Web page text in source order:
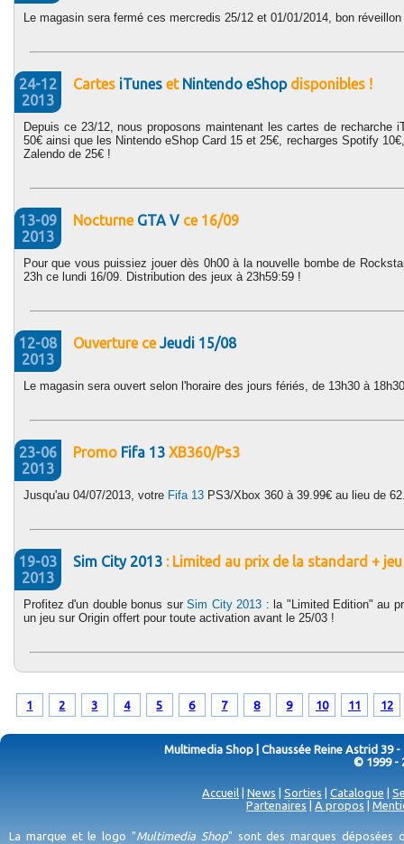
Le magasin sera fermé ces mercredis 25/12 et 01/01/2014, bon
24-12
2013
Cartes iTunes et Nintendo eShop disponibles !
Depuis ce 23/12, nous proposons maintenant les cartes de recharche
50€ ainsi que les Nintendo eShop Card 15 et 25€, recharges Spotify
Zalendo de 25€ !
13-09
2013
Nocturne GTA V ce 16/09
Pour que vous puissiez jouer dès 0h00 à la nouvelle bombe de
23h ce lundi 16/09. Distribution des jeux à 23h59:59 !
12-08
2013
Ouverture ceJeudi 15/08
Le magasin sera ouvert selon l'horaire des jours fériés, de 13h30 à
23-06
2013
Promo Fifa 13 XB360/Ps3
Jusqu'au 04/07/2013, votre Fifa 13 PS3/Xbox 360 à 39.99€ au lieu de
19-03
2013
Sim City 2013 : Limited au prix de la standard +
Profitez d'un double bonus surSim City 2013 : la "Limited Edition" au
un jeu sur Origin offert pour toute activation avant le 25/03 !
1 2 3 4 5 6 7 8 9 10 11 12
Multimedia Shop | Chaussée Reine Astrid 39 -
© 1999 -
Accueil News Sorties Catalogue
Partenaires
A propos
La marque et le logo "Multimedia Shop" sont des marques déposées